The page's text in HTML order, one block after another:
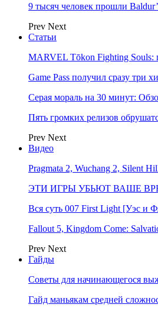
9 тысяч человек прошли
Prev Next
Статьи
MARVEL Tōkon Fighting Souls:
Game Pass получил сразу три
Серая мораль на 30 минут:
Пять громких релизов
Prev Next
Видео
Pragmata 2, Wuchang 2,
ЭТИ ИГРЫ УБЬЮТ ВАШЕ
Вся суть 007 First Light [Уэс и
Fallout 5, Kingdom Come:
Prev Next
Гайды
Советы для начинающегося
Гайд маньякам средней